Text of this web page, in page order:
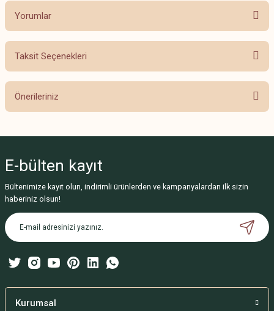
Yorumlar
Taksit Seçenekleri
Önerileriniz
Görüş ve önerileriniz için teşekkür ederiz.
Ürün resmi kalitesiz, bozuk veya görüntülenemiyor.
Ürün açıklamasında eksik bilgiler bulunuyor.
Ürün bilgilerinde hatalar bulunuyor.
Bu ürüne benzer farklı alternatifler olmalı.
E-bülten kayıt
Bültenimize kayıt olun, indirimli ürünlerden ve kampanyalardan ilk sizin
haberiniz olsun!
Kurumsal